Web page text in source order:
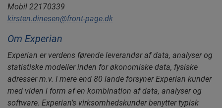
Mobil 22170339
kirsten.dinesen@front-page.dk
Om Experian
Experian er verdens førende leverandør af data, analyser og
statistiske modeller inden for økonomiske data, fysiske
adresser m.v. I mere end 80 lande forsyner Experian kunder
med viden i form af en kombination af data, analyser og
software. Experian’s virksomhedskunder benytter typisk